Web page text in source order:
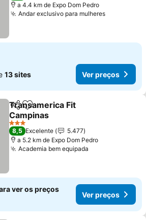
a 4.4 km de Expo Dom Pedro
Andar exclusivo para mulheres
13 sites Ver preços
PartilharAdicionar aos favoritos
Transamerica Fit
Campinas
3 Estrelas
8,5 Excelente
5.477
a 5.2 km de Expo Dom Pedro
Academia bem equipada
ver os preços
Ver preços